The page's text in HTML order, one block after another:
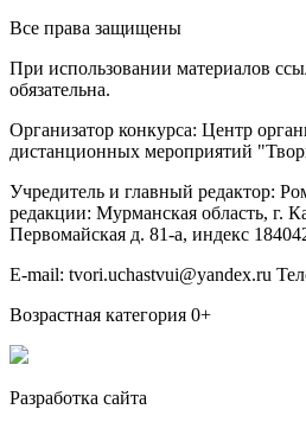
Все права защищены
При использовании материалов
обязательна.
Организатор конкурса: Центр
дистанционных мероприятий
Учредитель и главный редактор:
редакции: Мурманская область, г.
Первомайская д. 81-а, индекс
E-mail: tvori.uchastvui@yandex.ru
Возрастная категория 0+
Разработка сайта